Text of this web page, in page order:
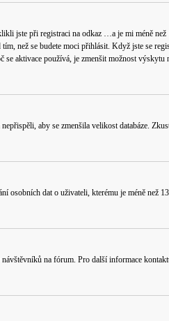
jste při registraci na odkaz …a je mi méně než
než se budete moci přihlásit. Když jste se
se aktivace používá, je zmenšit možnost výskytu
aby se zmenšila velikost databáze.
osobních dat o uživateli, kterému je méně než
na fórum. Pro další informace